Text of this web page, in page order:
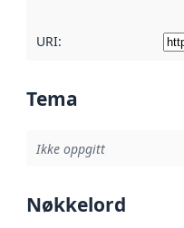
URI:
Tema
Ikke oppgitt
Nøkkelord